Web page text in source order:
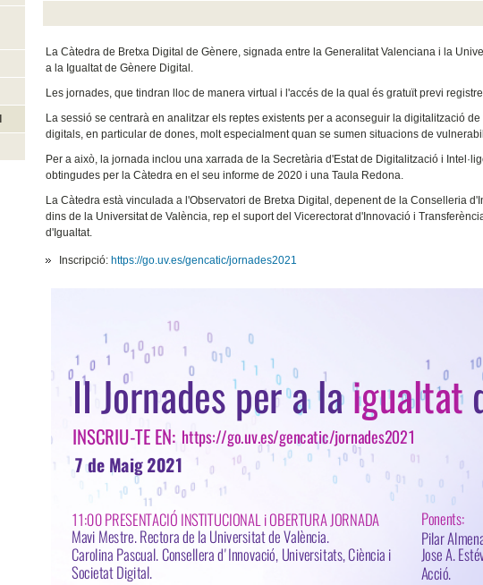
La Càtedra de Bretxa Digital de Gènere, signada entre la Generalitat Valenciana i la
a la Igualtat de Gènere Digital.
Les jornades, que tindran lloc de manera virtual i l'accés de la qual és gratuït previ
La sessió se centrarà en analitzar els reptes existents per a aconseguir la digitalització
digitals, en particular de dones, molt especialment quan se sumen situacions de
Per a això, la jornada inclou una xarrada de la Secretària d'Estat de Digitalització i
obtingudes per la Càtedra en el seu informe de 2020 i una Taula Redona.
La Càtedra està vinculada a l'Observatori de Bretxa Digital, depenent de la Conselleria
dins de la Universitat de València, rep el suport del Vicerectorat d'Innovació i
d'Igualtat.
Inscripció: https://go.uv.es/gencatic/jornades2021